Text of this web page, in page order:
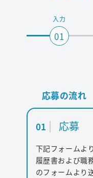
採用
入力
01
応募の流れ
01 応募
下記フォームよ
履歴書および職
のフォームより